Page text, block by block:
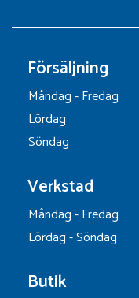
Försäljning
Måndag - Fredag
Lördag
Söndag
Verkstad
Måndag - Fredag
Lördag - Söndag
Butik